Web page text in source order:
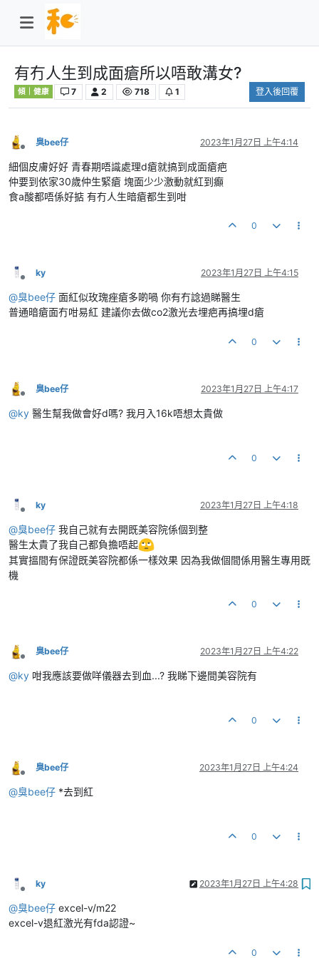
有冇人生到成面瘡所以唔敢溝女?
傾｜健康 7 2 718 1 登入後回覆
離線
臭bee仔 2023年1月27日 上午4:14
細個皮膚好好 青春期唔識處理d瘡就搞到成面瘡疤
仲要到依家30歲仲生緊瘡 塊面少少激動就紅到癲
食a酸都唔係好掂 有冇人生暗瘡都生到咁
0
離線
ky 2023年1月27日 上午4:15
@臭bee仔 面紅似玫瑰痤瘡多啲喎 你有冇諗過睇醫生
普通暗瘡面冇咁易紅 建議你去做co2激光去埋疤再搞埋d瘡
0
離線
臭bee仔 2023年1月27日 上午4:17
@ky 醫生幫我做會好d嗎? 我月入16k唔想太貴做
0
離線
ky 2023年1月27日 上午4:18
@臭bee仔 我自己就有去開既美容院係個到整
醫生太貴了我自己都負擔唔起
其實搵間有保證既美容院都係一樣效果 因為我做個間係用醫生專用既
機
0
離線
臭bee仔 2023年1月27日 上午4:22
@ky 咁我應該要做咩儀器去到血...? 我睇下邊間美容院有
0
離線
臭bee仔 2023年1月27日 上午4:24
@臭bee仔 *去到紅
0
離線
ky 2023年1月27日 上午4:28
@臭bee仔 excel-v/m22
excel-v退紅激光有fda認證~
0